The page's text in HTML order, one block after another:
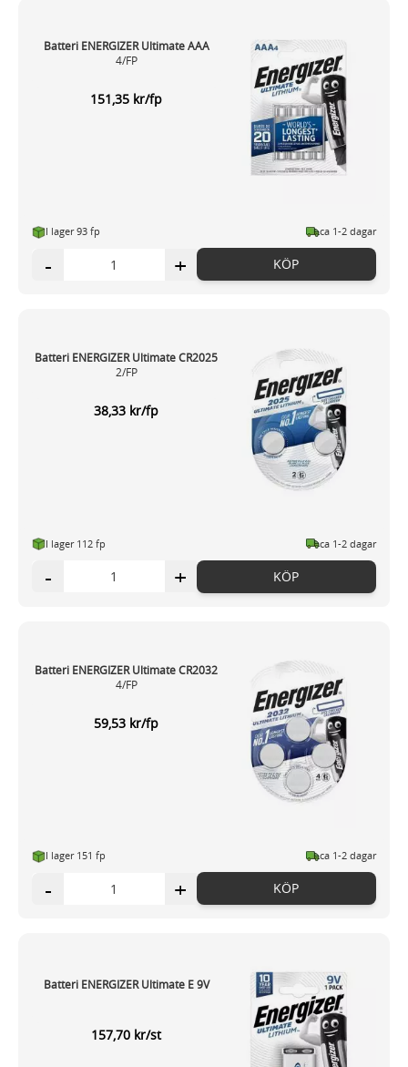
Batteri ENERGIZER Ultimate AAA
4/FP
151,35 kr/fp
I lager 93 fp ca 1-2 dagar
- + KÖP
Batteri ENERGIZER Ultimate CR2025
2/FP
38,33 kr/fp
I lager 112 fp ca 1-2 dagar
- + KÖP
Batteri ENERGIZER Ultimate CR2032
4/FP
59,53 kr/fp
I lager 151 fp ca 1-2 dagar
- + KÖP
Batteri ENERGIZER Ultimate E 9V
157,70 kr/st